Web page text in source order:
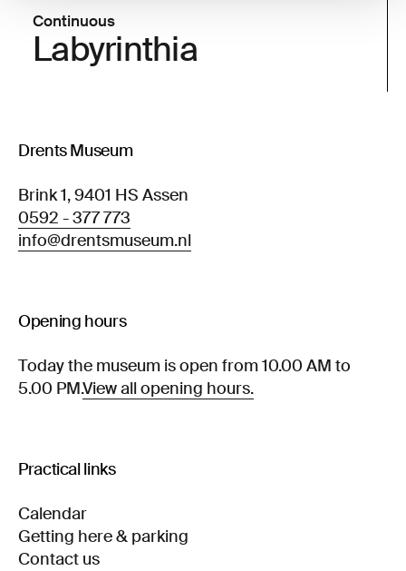
Continuous
Labyrinthia
Drents Museum
Brink 1, 9401 HS Assen
0592 - 377 773
info@drentsmuseum.nl
Opening hours
Today the museum is open from 10.00 AM to
5.00 PM.View all opening hours.
Practical links
Calendar
Getting here & parking
Contact us